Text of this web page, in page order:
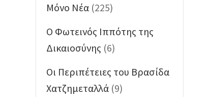
Mόνο Νέα (225)
O Φωτεινός Ιππότης της
Δικαιοσύνης (6)
Oι Περιπέτειες του Βρασίδα
Χατζημεταλλά (9)